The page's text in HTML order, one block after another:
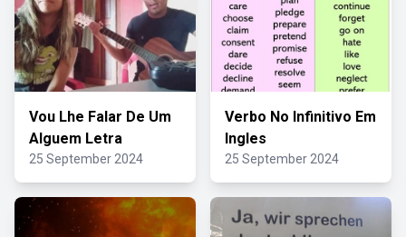
Vou Lhe Falar De Um
Alguem Letra
25 September 2024
Verbo No Infinitivo Em
Ingles
25 September 2024